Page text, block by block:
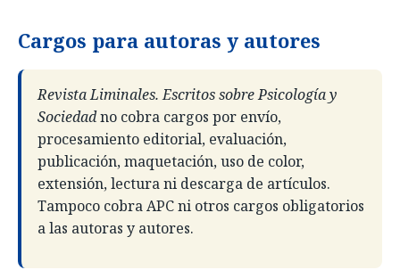
Cargos para autoras y autores
Revista Liminales. Escritos sobre Psicología y
Sociedadno cobra cargos por envío,
procesamiento editorial, evaluación,
publicación, maquetación, uso de color,
extensión, lectura ni descarga de artículos.
Tampoco cobra APC ni otros cargos obligatorios
a las autoras y autores.